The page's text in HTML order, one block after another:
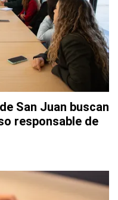
San Juan buscan
responsable de